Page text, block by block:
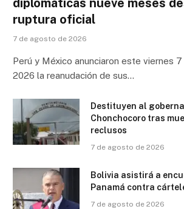
ruptura oficial
7 de agosto de 2026
Perú y México anunciaron este viernes
2026 la reanudación de sus…
Destituyen al
Chonchocoro tras
reclusos
7 de agosto de 2026
Bolivia asistirá a
Panamá contra
7 de agosto de 2026